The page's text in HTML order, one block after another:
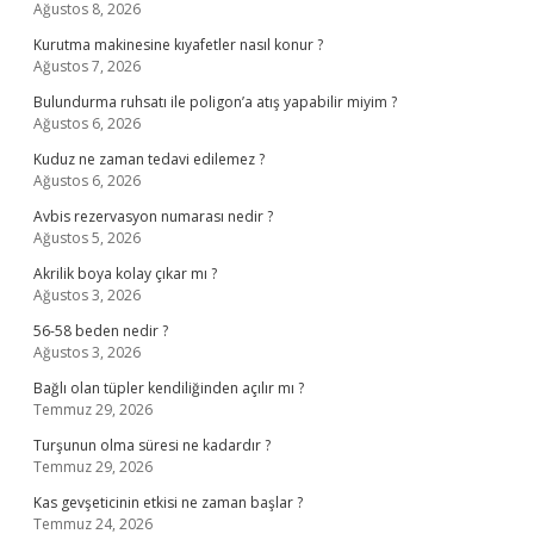
Ağustos 8, 2026
Kurutma makinesine kıyafetler nasıl konur ?
Ağustos 7, 2026
Bulundurma ruhsatı ile poligon’a atış yapabilir miyim ?
Ağustos 6, 2026
Kuduz ne zaman tedavi edilemez ?
Ağustos 6, 2026
Avbis rezervasyon numarası nedir ?
Ağustos 5, 2026
Akrilik boya kolay çıkar mı ?
Ağustos 3, 2026
56-58 beden nedir ?
Ağustos 3, 2026
Bağlı olan tüpler kendiliğinden açılır mı ?
Temmuz 29, 2026
Turşunun olma süresi ne kadardır ?
Temmuz 29, 2026
Kas gevşeticinin etkisi ne zaman başlar ?
Temmuz 24, 2026